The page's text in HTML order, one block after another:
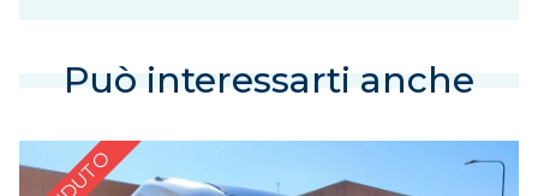
Può interessarti anche